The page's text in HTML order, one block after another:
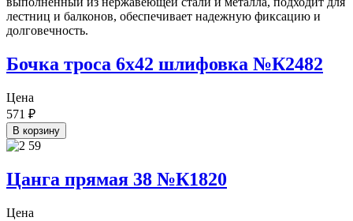
Бочка троса 6х42 шлифовка №К2482
Цена
571 ₽
В корзину
Цанга прямая 38 №К1820
Цена